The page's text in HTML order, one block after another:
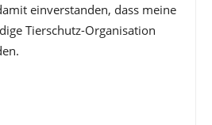
einverstanden, dass meine
Tierschutz-Organisation